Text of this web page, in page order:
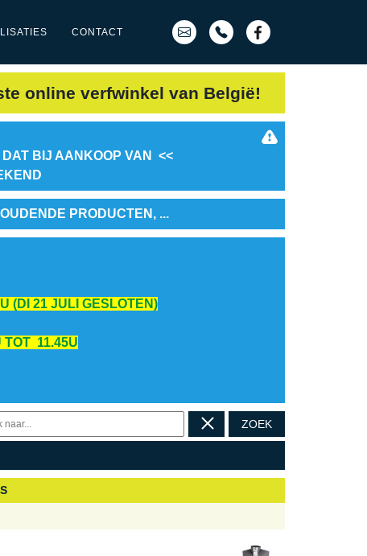
CONTACT
online verfwinkel van België!
DAT BIJ AANKOOP VAN <<
PRODUCTEN, ...
(DI 21 JULI GESLOTEN)
TOT 11.45U
ZOEK